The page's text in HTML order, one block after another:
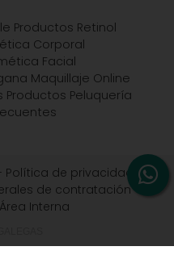
Productos Retinol
Corporal
Facial
Maquillaje Online
Productos Peluquería
Política de privacidad -
de contratación-
Área Interna